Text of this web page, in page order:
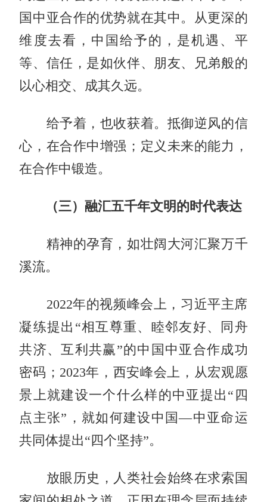
国中亚合作的优势就在其中。从更深的
维度去看，中国给予的，是机遇、平
等、信任，是如伙伴、朋友、兄弟般的
以心相交、成其久远。
给予着，也收获着。抵御逆风的信
心，在合作中增强；定义未来的能力，
在合作中锻造。
（三）融汇五千年文明的时代表达
精神的孕育，如壮阔大河汇聚万千
溪流。
2022年的视频峰会上，习近平主席
凝练提出“相互尊重、睦邻友好、同舟
共济、互利共赢”的中国中亚合作成功
密码；2023年，西安峰会上，从宏观愿
景上就建设一个什么样的中亚提出“四
点主张”，就如何建设中国—中亚命运
共同体提出“四个坚持”。
放眼历史，人类社会始终在求索国